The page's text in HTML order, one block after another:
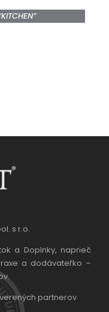
s r.o.
a Doplnky, naprieč
a dodávateľko –
partnerov